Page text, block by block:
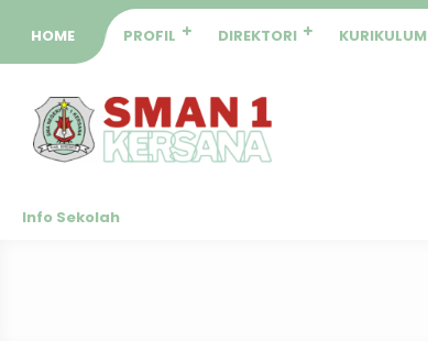
HOME PROFIL DIREKTORI KURIKULUM
Info Sekolah